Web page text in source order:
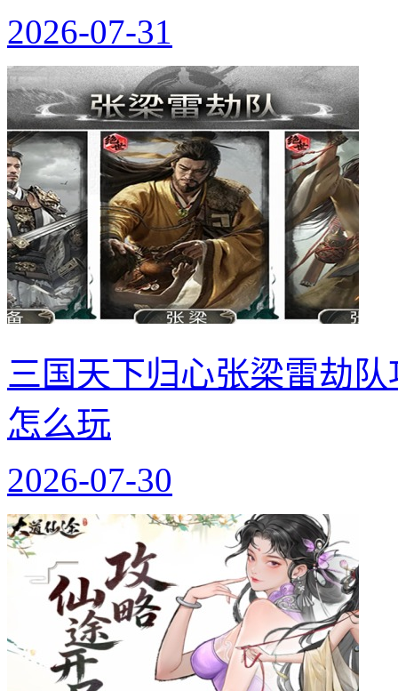
2026-07-31
三国天下归心张梁雷劫
怎么玩
2026-07-30